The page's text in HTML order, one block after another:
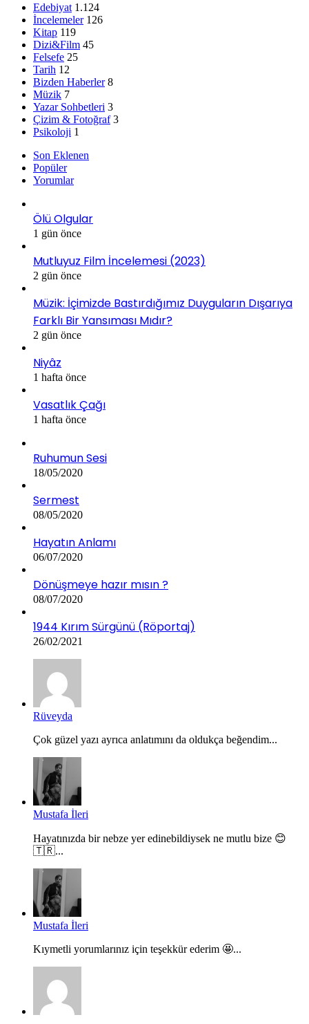
Edebiyat 1.124
İncelemeler 126
Kitap 119
Dizi&Film 45
Felsefe 25
Tarih 12
Bizden Haberler 8
Müzik 7
Yazar Sohbetleri 3
Çizim & Fotoğraf 3
Psikoloji 1
Son Eklenen
Popüler
Yorumlar
Ölü Olgular
1 gün önce
Mutluyuz Film İncelemesi (2023)
2 gün önce
Müzik: İçimizde Bastırdığımız Duyguların Dışarıya
Farklı Bir Yansıması Mıdır?
2 gün önce
Niyâz
1 hafta önce
Vasatlık Çağı
1 hafta önce
Ruhumun Sesi
18/05/2020
Sermest
08/05/2020
Hayatın Anlamı
06/07/2020
Dönüşmeye hazır mısın ?
08/07/2020
1944 Kırım Sürgünü (Röportaj)
26/02/2021
Rüveyda
Çok güzel yazı ayrıca anlatımını da oldukça beğendim...
Mustafa İleri
Hayatınızda bir nebze yer edinebildiysek ne mutlu bize 😊
🇹🇷...
Mustafa İleri
Kıymetli yorumlarınız için teşekkür ederim 🤩...